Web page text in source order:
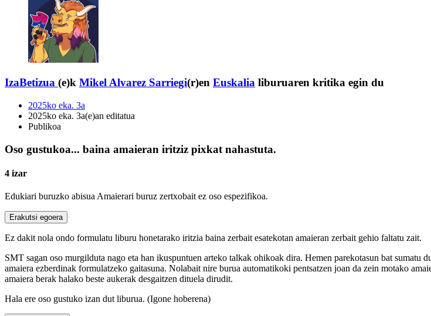
IzaBetizua (e)k Mikel Alvarez Sarriegi(r)en Euskalia liburuaren kritika egin du
2025ko eka. 3a
2025ko eka. 3a(e)an editatua
Publikoa
Oso gustukoa... baina amaieran iritziz pixkat nahastuta.
4 izar
Edukiari buruzko abisua Amaierari buruz zertxobait ez oso espezifikoa.
Erakutsi egoera
Ez dakit nola ondo formulatu liburu honetarako iritzia baina zerbait esatekotan amaieran zerbait gehio faltatu zait.
SMT sagan oso murgilduta nago eta han ikuspuntuen arteko talkak ohikoak dira. Hemen parekotasun bat
amaiera ezberdinak formulatzeko gaitasuna. Nolabait nire burua automatikoki pentsatzen joan da zein motako
amaiera berak halako beste aukerak desgaitzen dituela dirudit.
Hala ere oso gustuko izan dut liburua. (Igone hoberena)